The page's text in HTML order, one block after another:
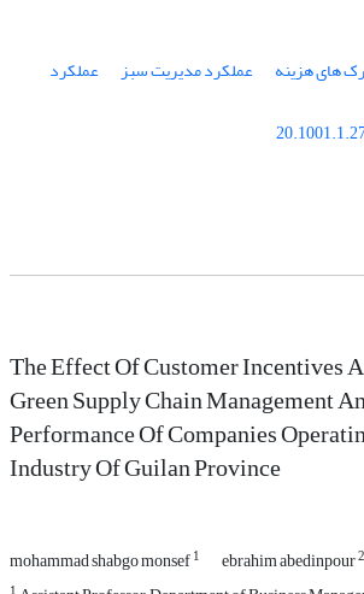
های هزینه عملکرد مدیریت سبز عملکرد
The Effect Of Customer Incentives
Green Supply Chain Management
Performance Of Companies
Industry Of Guilan Province
mohammad shabgo monsef1 ebrahim abedinpour2